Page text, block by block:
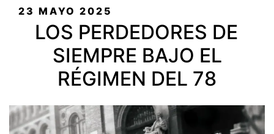
PUBLICADO
23 MAYO 2025
LOS PERDEDORES DE
SIEMPRE BAJO EL
RÉGIMEN DEL 78